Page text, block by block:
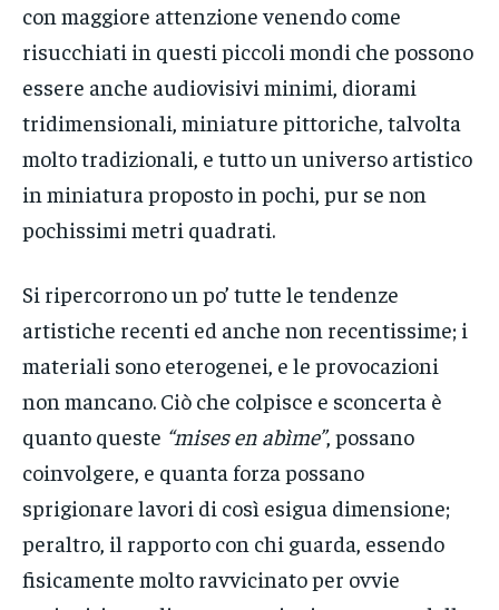
con maggiore attenzione venendo come
risucchiati in questi piccoli mondi che possono
essere anche audiovisivi minimi, diorami
tridimensionali, miniature pittoriche, talvolta
molto tradizionali, e tutto un universo artistico
in miniatura proposto in pochi, pur se non
pochissimi metri quadrati.
Si ripercorrono un po’ tutte le tendenze
artistiche recenti ed anche non recentissime; i
materiali sono eterogenei, e le provocazioni
non mancano. Ciò che colpisce e sconcerta è
quanto queste “mises en abìme”, possano
coinvolgere, e quanta forza possano
sprigionare lavori di così esigua dimensione;
peraltro, il rapporto con chi guarda, essendo
fisicamente molto ravvicinato per ovvie